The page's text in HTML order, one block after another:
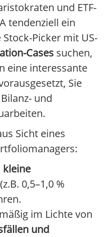
und ETF-
tendenziell ein
Picker mit US-
Cases suchen,
eine interessante
Sie
und
Sicht eines
kleine
(z.B. 0,5–1,0 %
im Lichte von
und